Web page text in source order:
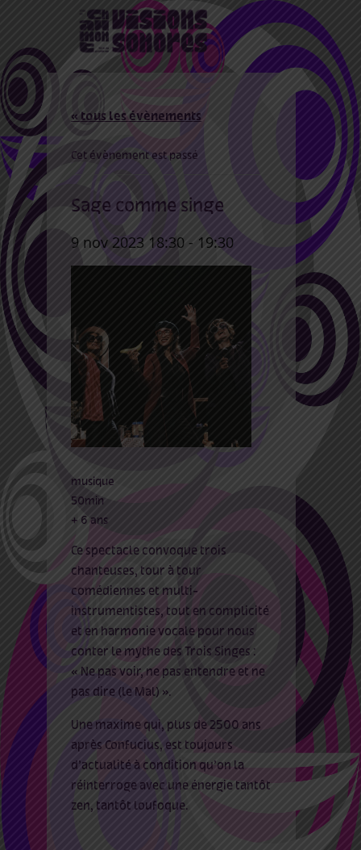
« tous les évènements
Cet évènement est passé
Sage comme singe
9 nov 2023 18:30 - 19:30
musique
50min
+ 6 ans
Ce spectacle convoque trois
chanteuses, tour à tour
comédiennes et multi-
instrumentistes, tout en complicité
et en harmonie vocale pour nous
conter le mythe des Trois Singes :
« Ne pas voir, ne pas entendre et ne
pas dire (le Mal) ».
Une maxime qui, plus de 2500 ans
après Confucius, est toujours
d’actualité à condition qu’on la
réinterroge avec une énergie tantôt
zen, tantôt loufoque.